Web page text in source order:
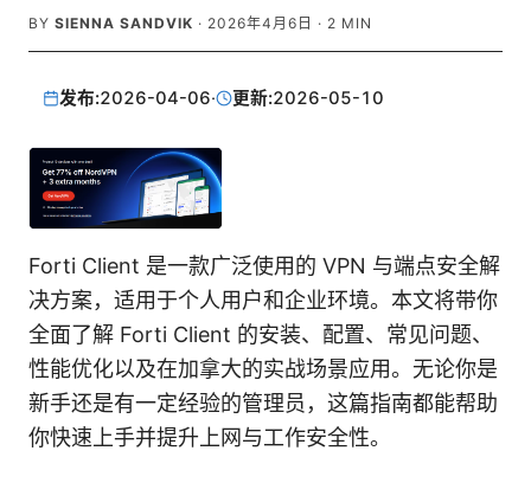
BY SIENNA SANDVIK · 2026年4月6日 · 2 MIN
发布:2026-04-06· 更新:2026-05-10
Forti Client 是一款广泛使用的 VPN 与端点安全解
决方案，适用于个人用户和企业环境。本文将带你
全面了解 Forti Client 的安装、配置、常见问题、
性能优化以及在加拿大的实战场景应用。无论你是
新手还是有一定经验的管理员，这篇指南都能帮助
你快速上手并提升上网与工作安全性。